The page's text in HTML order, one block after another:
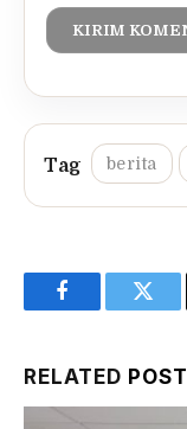
berita
Facebook
RELATED